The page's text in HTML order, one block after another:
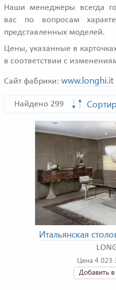
Наши менеджеры всегда
вас по вопросам
представленных моделей.
Цены, указанные в
в соответствии с
Сайт фабрики: www.longhi.it
Найдено 299
Итальянская
Цена 4 023
Добавить